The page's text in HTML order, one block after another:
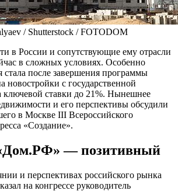
/ Shutterstock / FOTODOM
в России и сопутствующие ему отрасли
в сложных условиях. Особенно
стала после завершения программы
новостройки с государственной
ключевой ставки до 21%. Нынешнее
и его перспективы обсудили
в Москве III Всероссийского
«Создание».
— позитивный
и перспективах российского рынка
на конгрессе руководитель